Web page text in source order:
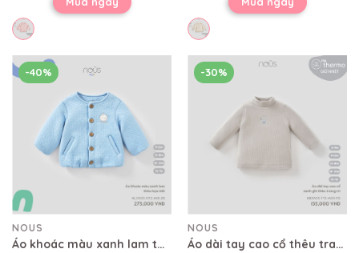
-40%
NOUS
Áo khoác màu xanh lam thêu họa tiết
-30%
NOUS
Áo dài tay cao cổ thêu trang trí